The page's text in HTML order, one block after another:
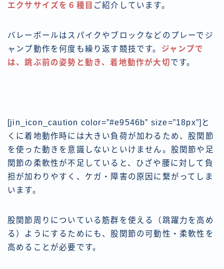
エクササイズを６種目 ご紹介しています。
バレーボールはスパイクやブロックなどのプレーで ジ
ャンプ動作を何度も繰り返す競技です。 ジャンプで
は、跳ぶ前の姿勢と動き、着地動作が大切です。
[jin_icon_caution color=”#e9546b” size=”18px”]と
くに着地動作時には大きい負荷が加わるため、股関節
を使った動きを意識しないといけません。 股関節や足
関節の柔軟性が不足していると、ひざや腰に対して負
担が加わりやすく、ケガ・障害の原因 に繋がってしま
います。
股関節周りについている筋群を使える（跳躍力を高め
る）ようにするためにも、股関節の可動性・柔軟性を
高めることが必要です。